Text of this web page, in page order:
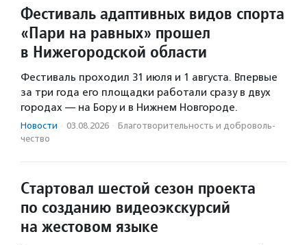
Фестиваль адаптивных видов спорта
«Пари на равных» прошел
в Нижегородской области
Фестиваль проходил 31 июля и 1 августа. Впервые
за три года его площадки работали сразу в двух
городах — на Бору и в Нижнем Новгороде.
Новости · 03.08.2026 · Благотвори­тель­ность и доброволь­
чест­во
Стартовал шестой сезон проекта
по созданию видеоэкскурсий
на жестовом языке